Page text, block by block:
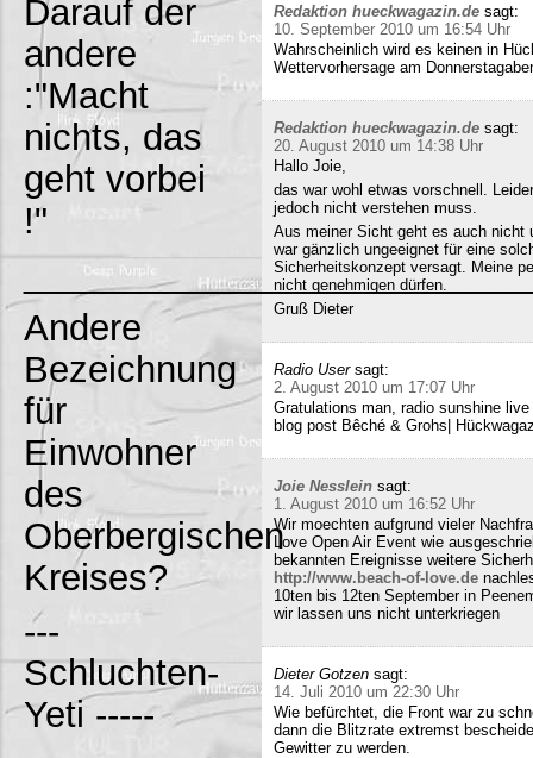
Darauf der
andere
:"Macht
nichts, das
geht vorbei
!"
Andere
Bezeichnung
für
Einwohner
des
Oberbergischen
Kreises?
---
Schluchten-
Yeti -----
Redaktion hueckwagazin.de sagt:
10. September 2010 um 16:54 Uhr
Wahrscheinlich wird es keinen in
Wettervorhersage am
Redaktion hueckwagazin.de sagt:
20. August 2010 um 14:38 Uhr
Hallo Joie,
das war wohl etwas vorschnell.
jedoch nicht verstehen muss.
Aus meiner Sicht geht es auch nicht
war gänzlich ungeeignet für eine
Sicherheitskonzept versagt. Meine
nicht genehmigen dürfen.
Gruß Dieter
Radio User sagt:
2. August 2010 um 17:07 Uhr
Gratulations man, radio sunshine
blog post Bêché & Grohs|
Joie Nesslein sagt:
1. August 2010 um 16:52 Uhr
Wir moechten aufgrund vieler
Love Open Air Event wie
bekannten Ereignisse weitere
http://www.beach-of-love.de
10ten bis 12ten September in
wir lassen uns nicht unterkriegen
Dieter Gotzen sagt:
14. Juli 2010 um 22:30 Uhr
Wie befürchtet, die Front war zu
dann die Blitzrate extremst
Gewitter zu werden.